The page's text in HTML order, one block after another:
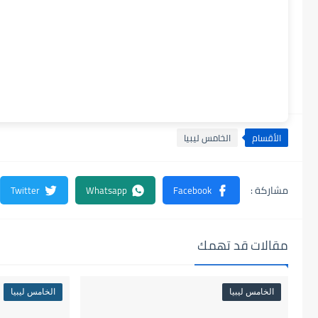
الأقسام الخامس ليبيا
مقالات قد تهمك
الخامس ليبيا الخامس ليبيا